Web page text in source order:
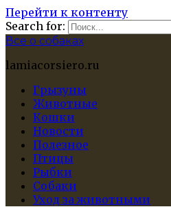
Перейти к контенту
Search for:
Все о собаках
lamiacorsiero.ru
Грызуны
Животные
Кошки
Новости
Полезное
Птицы
Рыбки
Собаки
Уход за животными